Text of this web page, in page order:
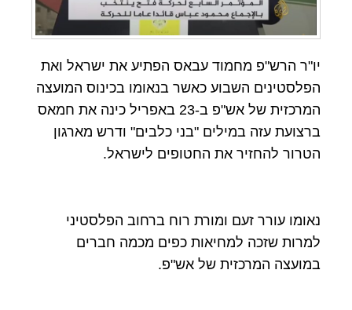
יו"ר הרש"פ מחמוד עבאס הפתיע את ישראל ואת
הפלסטינים השבוע כאשר בנאומו בכינוס המועצה
המרכזית של אש"פ ב-23 באפריל כינה את חמאס
ברצועת עזה במילים "בני כלבים" ודרש מארגון
הטרור להחזיר את החטופים לישראל.
נאומו עורר זעם ומורת רוח ברחוב הפלסטיני
למרות שזכה למחיאות כפים מכמה חברים
במועצה המרכזית של אש"פ.